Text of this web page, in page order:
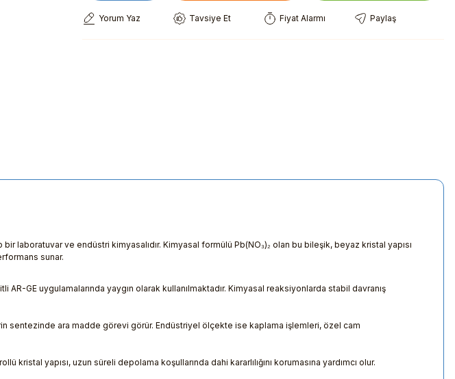
Yorum Yaz Tavsiye Et Fiyat Alarmı Paylaş
laboratuvar ve endüstri kimyasalıdır. Kimyasal formülü Pb(NO₃)₂ olan bu bileşik, beyaz kristal yapısı
sunar.
GE uygulamalarında yaygın olarak kullanılmaktadır. Kimyasal reaksiyonlarda stabil davranış
sentezinde ara madde görevi görür. Endüstriyel ölçekte ise kaplama işlemleri, özel cam
yapısı, uzun süreli depolama koşullarında dahi kararlılığını korumasına yardımcı olur.